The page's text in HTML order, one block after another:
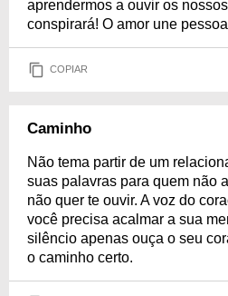
aprendermos a ouvir os
conspirará! O amor une
COPIAR
Caminho
Não tema partir de um
suas palavras para quem não
não quer te ouvir. A voz do
você precisa acalmar a sua
silêncio apenas ouça o seu
o caminho certo.